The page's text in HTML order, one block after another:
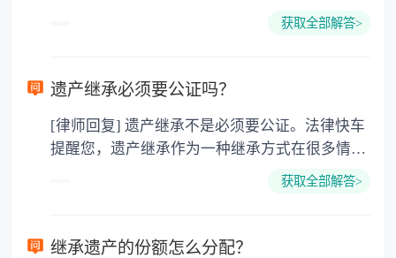
所得税、契税和公证费。赠与过户是没有增值税
要缴纳公证费，具体如下： 1. 公证费：按房
3. 印花税：按房屋评估价的0.05%缴纳 4. 土
地增值税：按房价1%缴纳 5. 房屋产权登记费：
获取全部解答>
遗产继承必须要公证吗？
[律师回复] 遗产继承不是必须要公证。法律快车
提醒您，遗产继承作为一种继承方式在很多情况
下都是不需要公证的，当然，如果需要公正的也
以防对财产继承发生纠纷，可以对遗产继承进行
获取全部解答>
继承遗产的份额怎么分配？